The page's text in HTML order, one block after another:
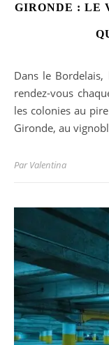
GIRONDE : LE
Dans le Bordelais, le frelon asiatique et le raisin mûr ont
rendez-vous
les colonies au
Gironde, au
ParValentina